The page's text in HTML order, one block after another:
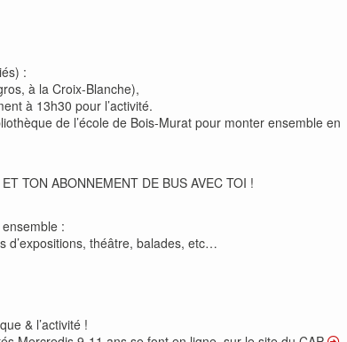
:
à la Croix-Blanche),
à 13h30 pour l’activité.
de l’école de Bois-Murat pour monter ensemble en
TON ABONNEMENT DE BUS AVEC TOI !
:
d’expositions, théâtre, balades, etc…
& l’activité !